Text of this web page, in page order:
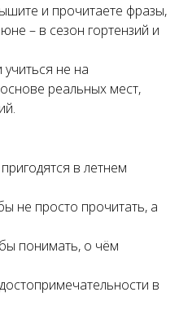
и прочитаете фразы,
– в сезон гортензий и
не на
реальных мест,
в летнем
не просто прочитать, а
понимать, о чём
в